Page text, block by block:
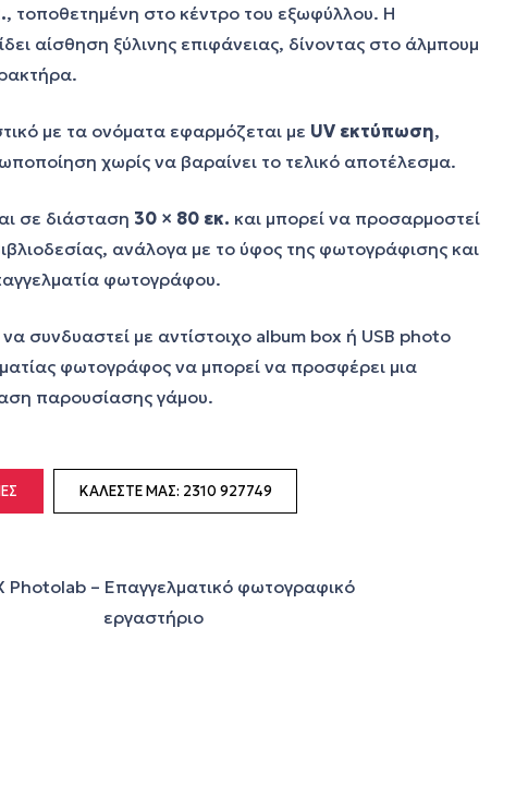
, τοποθετημένη στο κέντρο του εξωφύλλου. Η
αίσθηση ξύλινης επιφάνειας, δίνοντας στο άλμπουμ
με τα ονόματα εφαρμόζεται με UV εκτύπωση,
χωρίς να βαραίνει το τελικό αποτέλεσμα.
σε διάσταση 30 × 80 εκ. και μπορεί να προσαρμοστεί
ανάλογα με το ύφος της φωτογράφισης και
φωτογράφου.
συνδυαστεί με αντίστοιχο album box ή USB photo
φωτογράφος να μπορεί να προσφέρει μια
παρουσίασης γάμου.
ΚΑΛΈΣΤΕ ΜΑΣ: 2310 927749